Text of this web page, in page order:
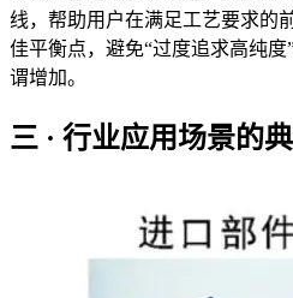
线，帮助用户在满足工艺要求的
佳平衡点，避免“过度追求高纯
谓增加。
三 · 行业应用场景的